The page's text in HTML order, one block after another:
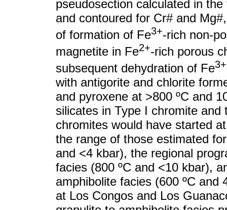
pseudosection calculated in
and contoured for Cr# and
of formation of Fe3+-rich non-
magnetite in Fe2+-rich porous
subsequent dehydration of Fe3+
with antigorite and chlorite
and pyroxene at >800 ºC and
silicates in Type I chromite
chromites would have started
the range of those estimated
and <4 kbar), the regional
facies (800 ºC and <10 kbar),
amphibolite facies (600 ºC
at Los Congos and Los